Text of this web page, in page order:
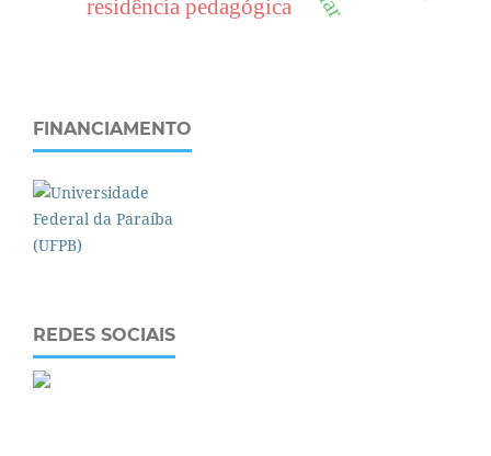
residência pedagógica
FINANCIAMENTO
REDES SOCIAIS